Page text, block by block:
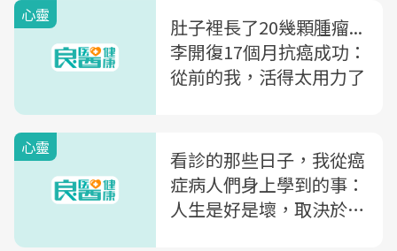
心靈
肚子裡長了20幾顆腫瘤...
李開復17個月抗癌成功：
從前的我，活得太用力了
心靈
看診的那些日子，我從癌
症病人們身上學到的事：
人生是好是壞，取決於最